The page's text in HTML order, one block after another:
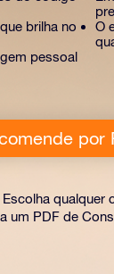
brilha no
pessoal
O
por
qualquer
um PDF de